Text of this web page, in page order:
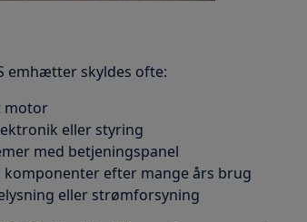
emhætter skyldes ofte:
motor
eller styring
med betjeningspanel
komponenter efter mange års brug
eller strømforsyning